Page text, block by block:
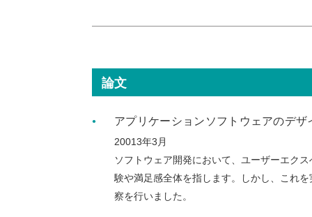
論文
アプリケーションソフトウェアのデ
20013年3月
ソフトウェア開発において、ユーザーエク
験や満足感全体を指します。しかし、これ
察を行いました。